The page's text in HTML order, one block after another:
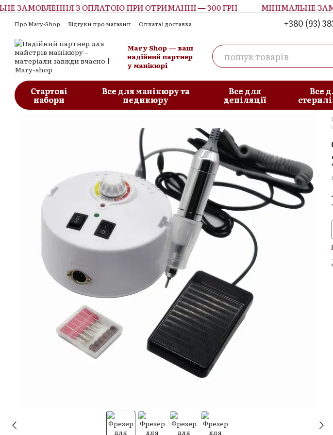
Перейти до основного контенту
ЗАМОВЛЕННЯ З ОПЛАТОЮ ПРИ ОТРИМАННІ — 300 ГРН МІНІМАЛЬНЕ
Про Mary-Shop Відгуки про магазин
Оплата і доставка
+380 (93)
Mary Shop — ваш
надійний партнер
у манікюрі
Стартові
набори
Все для манікюру та
педикюру
Все для
депіляції
Все